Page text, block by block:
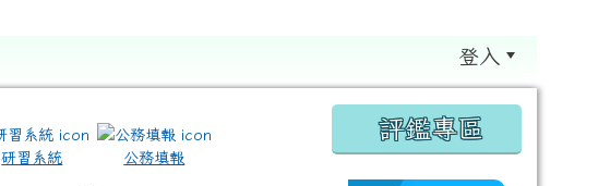
登入
研習系統 公務填報
:::
評鑑專區